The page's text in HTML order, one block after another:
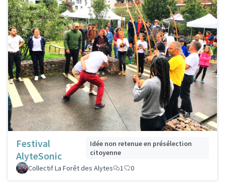
Festival
AlyteSonic
Idée non retenue en présélection
citoyenne
Collectif La Forêt des Alytes
1 0